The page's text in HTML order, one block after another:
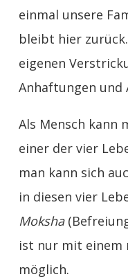
einmal unsere
bleibt hier
eigenen
Anhaftungen und
Als Mensch kann
einer der vier
man kann sich
in diesen vier
Moksha
ist nur mit einem
möglich.